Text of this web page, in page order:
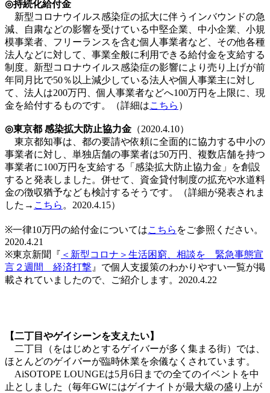
◎持続化給付金
新型コロナウイルス感染症の拡大に伴うインバウンドの急
減、自粛などの影響を受けている中堅企業、中小企業、小規
模事業者、フリーランスを含む個人事業者など、その他各種
法人などに対して、事業全般に利用できる給付金を支給する
制度。新型コロナウイルス感染症の影響により売り上げが前
年同月比で50％以上減少している法人や個人事業主に対し
て、法人は200万円、個人事業者などへ100万円を上限に、現
金を給付するものです。（詳細はこちら ）
◎東京都 感染拡大防止協力金 （2020.4.10）
東京都知事は、都の要請や依頼に全面的に協力する中小の
事業者に対し、単独店舗の事業者は50万円、複数店舗を持つ
事業者に100万円を支給する「感染拡大防止協力金」を創設
すると発表しました。併せて、資金貸付制度の拡充や水道料
金の徴収猶予なども検討するそうです。（詳細が発表されま
した→ こちら 。2020.4.15）
※一律10万円の給付金についてはこちら をご参照ください。
2020.4.21
※東京新聞『 ＜新型コロナ＞生活困窮、相談を 緊急事態宣
言２週間 経済打撃 』で個人支援策のわかりやすい一覧が掲
載されていましたので、ご紹介します。2020.4.22
【二丁目やゲイシーンを支えたい】
二丁目（をはじめとするゲイバーが多く集まる街）では、
ほとんどのゲイバーが臨時休業を余儀なくされています。
AiSOTOPE LOUNGEは5月6日までの全てのイベントを中
止としました（毎年GWにはゲイナイトが最大級の盛り上が